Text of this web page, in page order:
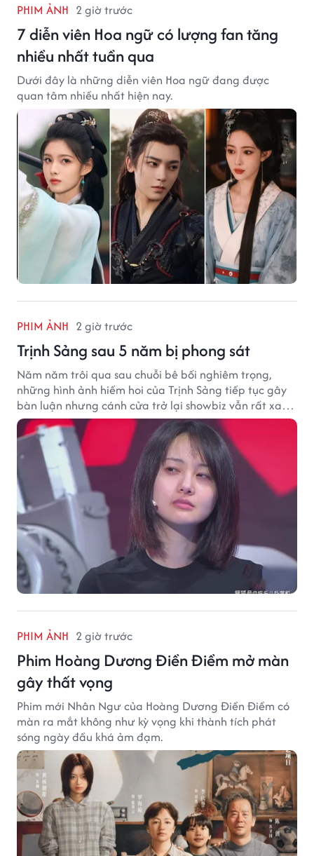
PHIM ẢNH 2 giờ trước
7 diễn viên Hoa ngữ có lượng fan tăng
nhiều nhất tuần qua
Dưới đây là những diễn viên Hoa ngữ đang được
quan tâm nhiều nhất hiện nay.
PHIM ẢNH 2 giờ trước
Trịnh Sảng sau 5 năm bị phong sát
Năm năm trôi qua sau chuỗi bê bối nghiêm trọng,
những hình ảnh hiếm hoi của Trịnh Sảng tiếp tục gây
bàn luận nhưng cánh cửa trở lại showbiz vẫn rất xa
vời.
PHIM ẢNH 2 giờ trước
Phim Hoàng Dương Điền Điềm mở màn
gây thất vọng
Phim mới Nhân Ngư của Hoàng Dương Điền Điềm có
màn ra mắt không như kỳ vọng khi thành tích phát
sóng ngày đầu khá ảm đạm.